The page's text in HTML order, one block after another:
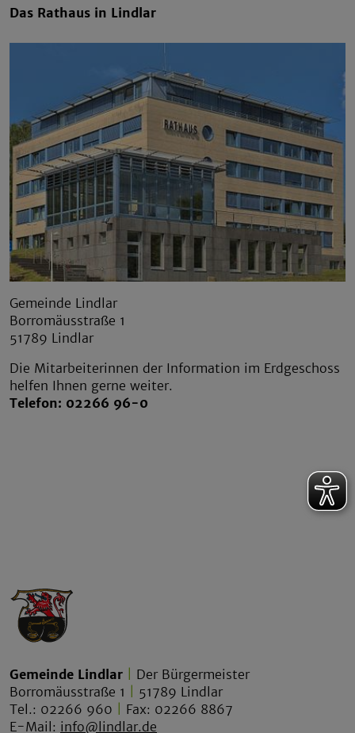
Das Rathaus in Lindlar
Gemeinde Lindlar
Borromäusstraße 1
51789 Lindlar
Die Mitarbeiterinnen der Information im Erdgeschoss
helfen Ihnen gerne weiter.
Telefon: 02266 96-0
Gemeinde Lindlar
Der Bürgermeister
Borromäusstraße 1
51789 Lindlar
Tel.: 02266 960
Fax: 02266 8867
E-Mail: info@lindlar.de